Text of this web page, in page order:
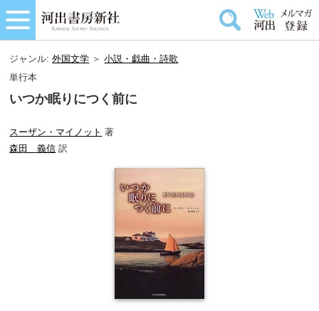
ジャンル:外国文学 ＞小説・戯曲・詩歌
単行本
いつか眠りにつく前に
スーザン・マイノット 著
森田 義信 訳